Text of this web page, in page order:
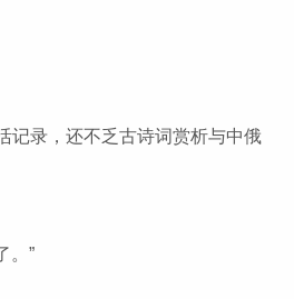
录，还不乏古诗词赏析与中俄
。”